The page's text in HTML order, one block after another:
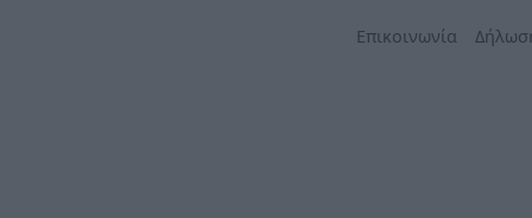
Επικοινωνία